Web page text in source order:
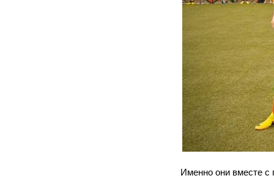
Именно они вместе